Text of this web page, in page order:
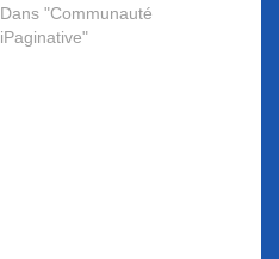
Dans "Communauté
iPaginative"